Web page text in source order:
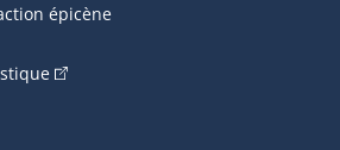
épicène
(Cet hyperlien externe s'ouvrira